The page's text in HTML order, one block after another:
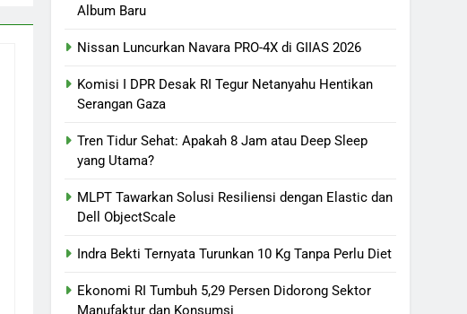
Album Baru
Nissan Luncurkan Navara PRO-4X di GIIAS 2026
Komisi I DPR Desak RI Tegur Netanyahu Hentikan
Serangan Gaza
Tren Tidur Sehat: Apakah 8 Jam atau Deep Sleep
yang Utama?
MLPT Tawarkan Solusi Resiliensi dengan Elastic dan
Dell ObjectScale
Indra Bekti Ternyata Turunkan 10 Kg Tanpa Perlu Diet
Ekonomi RI Tumbuh 5,29 Persen Didorong Sektor
Manufaktur dan Konsumsi